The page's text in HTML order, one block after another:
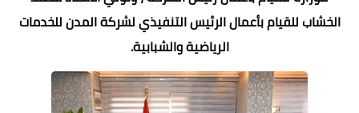
الخشاب للقيام بأعمال الرئيس التنفيذي لشركة المدن للخدمات
الرياضية والشبابية.